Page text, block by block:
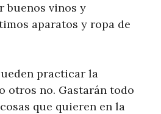
buenos vinos y
aparatos y ropa de
practicar la
otros no. Gastarán todo
que quieren en la